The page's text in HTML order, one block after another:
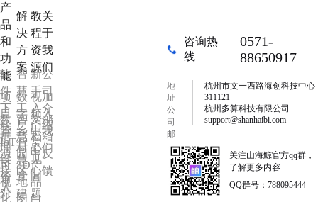
产
品
和
功
能
软
件
下
载
项
目
管
理
数
据
源
接
入
IoT
设
备
对
可
视
化
解
决
方
案
智
慧
工
厂
数
字
乡
村
智
慧
园
区
智
慧
党
建
3D
地
图
教
程
资
源
新
手
入
门
视
频
中
心
文
档
中
心
常
见
问
题
产
品
白
关
于
我
们
公
司
介
绍
加
入
我
们
邮
箱
反
馈
咨询热
线
0571-
88650917
地
址
公
司
邮
箱
杭州市文一西路海创科技中心
311121
杭州多算科技有限公司
support@shanhaibi.com
关注山海鯨官方qq群，
了解更多内容
QQ群号：788095444